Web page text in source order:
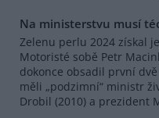
Na ministerstvu musí
Zelenu perlu 2024 získal
Motoristé sobě Petr
dokonce obsadil první
měli „podzimní“ ministr
Drobil (2010) a prezident